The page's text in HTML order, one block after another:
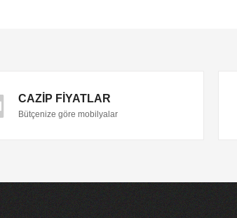
CAZIP FIYATLAR
Bütçenize göre mobilyalar